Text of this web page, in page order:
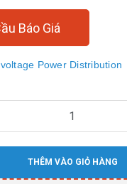
Báo Giá
Power Distribution
THÊM VÀO GIỎ HÀNG